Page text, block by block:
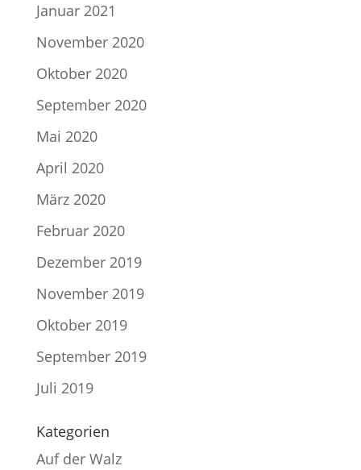
Januar 2021
November 2020
Oktober 2020
September 2020
Mai 2020
April 2020
März 2020
Februar 2020
Dezember 2019
November 2019
Oktober 2019
September 2019
Juli 2019
Kategorien
Auf der Walz